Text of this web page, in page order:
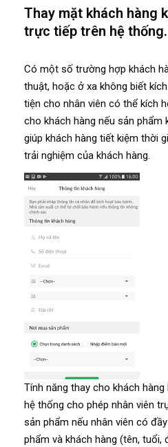
Thay mặt khách hàng
trực tiếp trên hệ thống.
Có một số trường hợp khách
thuật, hoặc ở xa không biết
tiện cho nhân viên có thể kích
cho khách hàng nếu sản phẩm
giúp khách hàng tiết kiệm thời
trải nghiệm của khách hàng.
Tính năng thay cho khách
hệ thống cho phép nhân viên
sản phẩm nếu nhân viên có
phẩm và khách hàng (tên, tuổi,